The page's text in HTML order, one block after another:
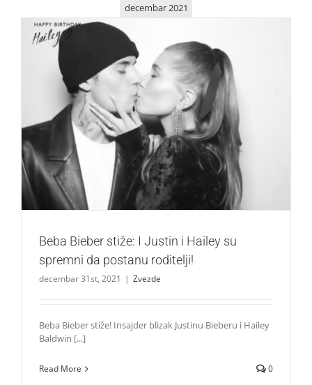
decembar 2021
Beba Bieber stiže: I Justin i Hailey su spremni da postanu
roditelji!
Zvezde
Beba Bieber stiže: I Justin i Hailey su
spremni da postanu roditelji!
decembar 31st, 2021 | Zvezde
Beba Bieber stiže! Insajder blizak Justinu Bieberu i Hailey
Baldwin [...]
Read More 0